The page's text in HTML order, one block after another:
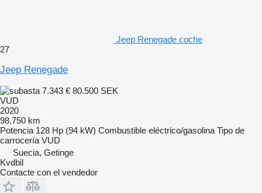
Jeep Renegade coche
27
Jeep Renegade
7.343 € 80.500 SEK
VUD
2020
98.750 km
Potencia 128 Hp (94 kW) Combustible eléctrico/gasolina Tipo de
carrocería VUD
Suecia, Getinge
Kvdbil
Contacte con el vendedor